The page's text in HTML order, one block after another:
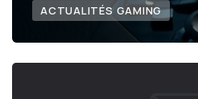
ACTUALITÉS GAMING